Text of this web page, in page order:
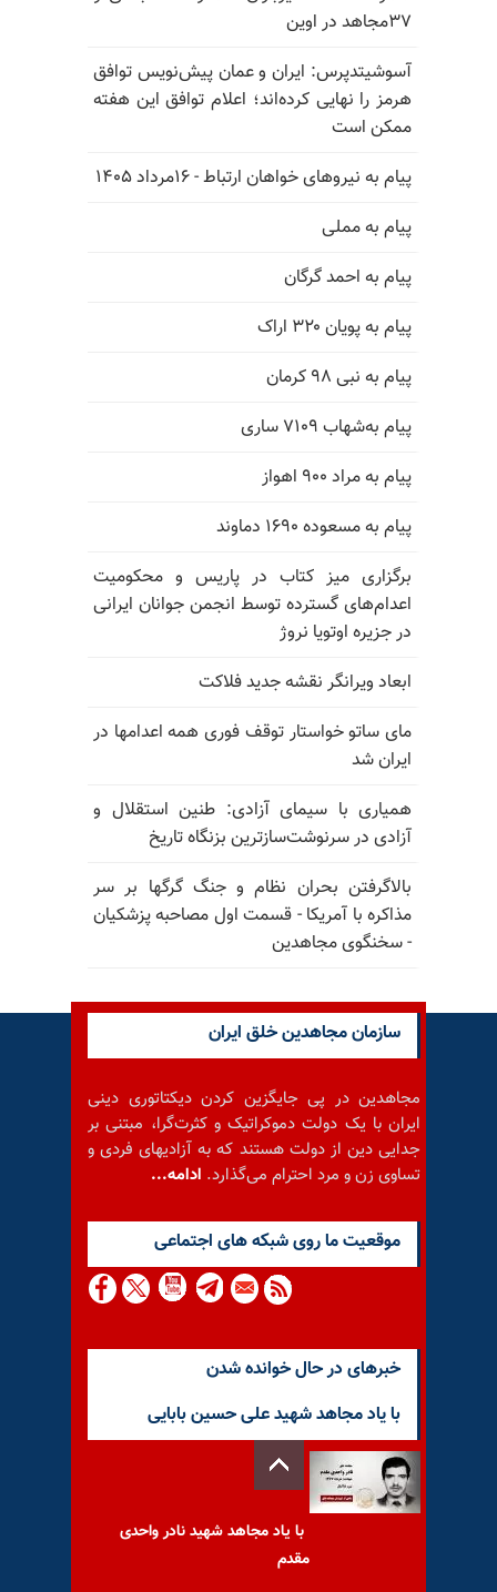
۳۷مجاهد در اوین
آسوشیتدپرس: ایران و عمان پیش‌نویس توافق
هرمز را نهایی کرده‌اند؛ اعلام توافق این هفته
ممکن است
پیام به نیروهای خواهان ارتباط - ۱۶مرداد ۱۴۰۵
پیام به مملی
پیام به احمد گرگان
پیام به پویان ۳۲۰ اراک
پیام به نبی ۹۸ کرمان
پیام به‌شهاب ۷۱۰۹ ساری
پیام به مراد ۹۰۰ اهواز
پیام به مسعوده ۱۶۹۰ دماوند
برگزاری میز کتاب در پاریس و محکومیت
اعدام‌های گسترده توسط انجمن جوانان ایرانی
در جزیره اوتویا نروژ
ابعاد ویرانگر نقشه جدید فلاکت
مای ساتو خواستار توقف فوری همه اعدامها در
ایران شد
همیاری با سیمای آزادی: طنین استقلال و
آزادی در سرنوشت‌سازترین بزنگاه تاریخ
بالا‌گرفتن بحران نظام و جنگ گرگها بر سر
مذاکره با آمریکا - قسمت اول مصاحبه پزشکیان
- سخنگوی مجاهدین
سازمان مجاهدین خلق ایران
مجاهدین در پی جایگزین کردن دیکتاتوری دینی
ایران با یک دولت دموکراتیک و کثرت‌گرا، مبتنی بر
جدایی دین از دولت هستند که به آزادیهای فردی و
تساوی زن و مرد احترام می‌گذارد. ادامه...
موقعيت ما روى شبكه هاى اجتماعى
خبرهای در حال خوانده شدن
با یاد مجاهد شهید علی حسین بابایی
با یاد مجاهد شهید نادر واحدی
مقدم